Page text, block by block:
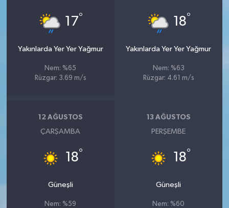
17°
Yakınlarda Yer Yer Yağmur
Nem: %65
Rüzgar: 3.69 m/s
18°
Yakınlarda Yer Yer Yağmur
Nem: %63
Rüzgar: 4.61 m/s
12 AĞUSTOS
ÇARŞAMBA
18°
Güneşli
Nem: %59
13 AĞUSTOS
PERŞEMBE
18°
Güneşli
Nem: %60